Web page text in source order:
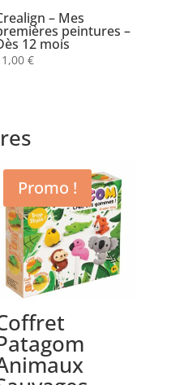
– Mes
peintures –
12 mois
€
Promo !